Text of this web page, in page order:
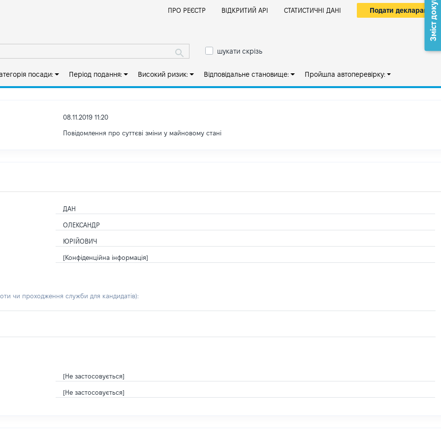
ПРО РЕЄСТР ВІДКРИТИЙ АРІ СТАТИСТИЧНІ ДАНІ Подати декларацію
шукати скрізь
посади: Період подання: Високий ризик: Відповідальне становище: Пройшла автоперевірку:
08.11.2019 11:20
Повідомлення про суттєві зміни y майновому стані
ДАН
ОЛЕКСАНДР
ЮРІЙОВИЧ
[Конфіденційна інформація]
чи проходження служби для кандидатів):
[Не застосовується]
[Не застосовується]